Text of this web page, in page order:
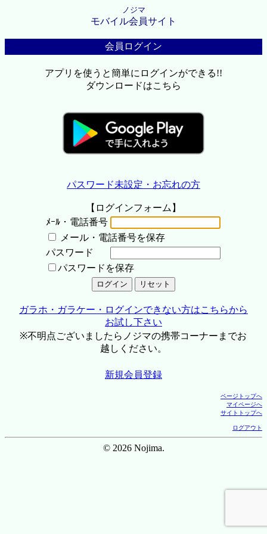
ノジマ
モバイル会員サイト
会員ログイン
アプリを使うと簡単にログインができる!!
ダウンロードはこちら
パスワード未設定・お忘れの方
【ログインフォーム】
ﾒｰﾙ・電話番号
メール・電話番号を保存
パスワード
パスワードを保存
ガラホ・ガラケー・ログインできない方はこちらから
お試し下さい
※不明点ございましたらノジマの携帯コーナーまでお
越しください。
新規会員登録
ページトップへ
マイページへ
サイトトップへ
ログアウト
© 2026 Nojima.